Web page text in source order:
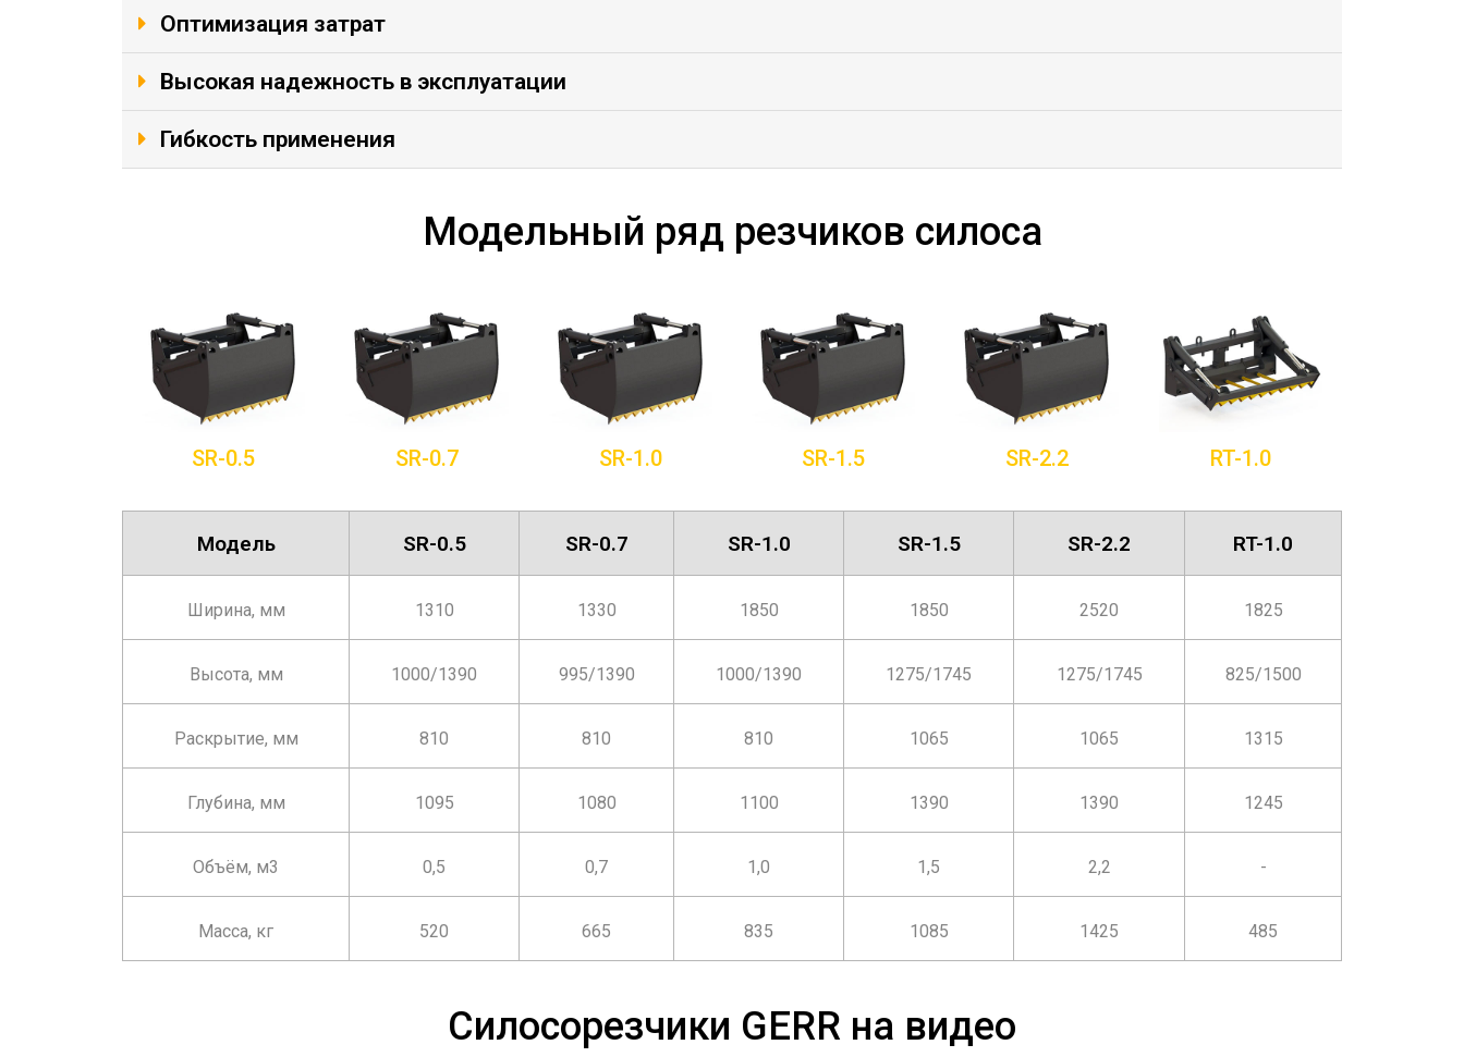
Оптимизация затрат
Высокая надежность в эксплуатации
Гибкость применения
Модельный ряд резчиков силоса
SR-0.5 SR-0.7 SR-1.0 SR-1.5 SR-2.2 RT-1.0
Модель SR-0.5 SR-0.7 SR-1.0 SR-1.5 SR-2.2 RT-1.0
Ширина, мм 1310 1330 1850 1850 2520 1825
Высота, мм 1000/1390 995/1390 1000/1390 1275/1745 1275/1745 825/1500
Раскрытие, мм 810 810 810 1065 1065 1315
Глубина, мм 1095 1080 1100 1390 1390 1245
Объём, м3 0,5 0,7 1,0 1,5 2,2 -
Масса, кг 520 665 835 1085 1425 485
Силосорезчики GERR на видео